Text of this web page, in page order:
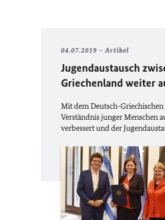
04.07.2019 Artikel
Jugendaustausch
Griechenland weiter
Mit dem Deutsch-
Verständnis junger Menschen
verbessert und der